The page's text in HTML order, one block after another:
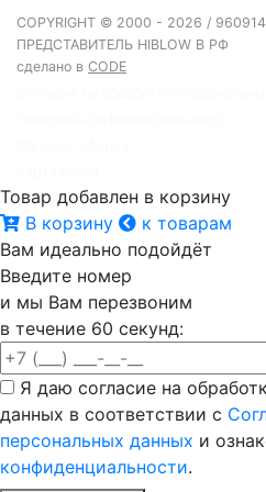
COPYRIGHT © 2000 - 2026 /
ПРЕДСТАВИТЕЛЬ HIBLOW В РФ
сделано в CODE
Товар добавлен в корзину
В корзину
к товарам
Вам идеально подойдёт
Введите номер
и мы Вам перезвоним
в течение 60 секунд:
Я даю согласие на
данных в соответствии с
персональных данных и
конфиденциальности.